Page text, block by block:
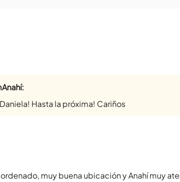
Hasta la próxima! Cariños
muy buena ubicación y Anahí muy